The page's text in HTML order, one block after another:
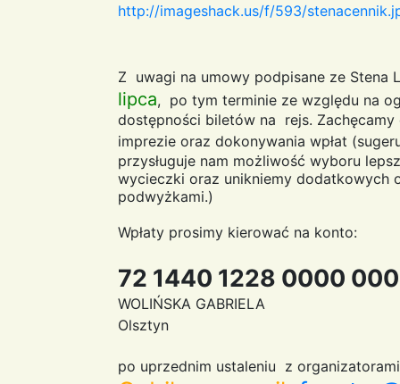
http://imageshack.us/f/593/
Z uwagi na umowy podpisane ze Stena
lipca, po tym terminie ze względu na
dostępności biletów na rejs.
imprezie oraz dokonywania wpłat
przysługuje nam możliwość wyboru
wycieczki oraz unikniemy dodatkowych
podwyżkami.)
Wpłaty prosimy kierować na konto:
72 1440 1228 0000
WOLIŃSKA GABRIELA
Olsztyn
po uprzednim ustaleniu z